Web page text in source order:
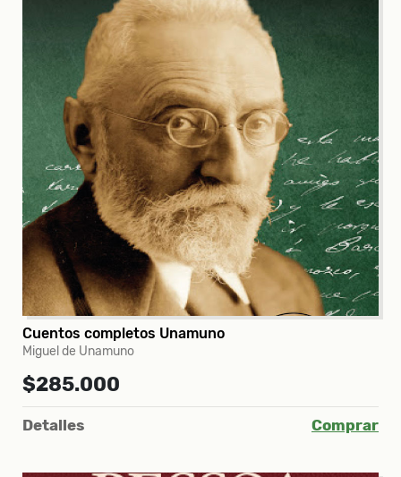
Cuentos completos Unamuno
Miguel de Unamuno
$285.000
Detalles Comprar